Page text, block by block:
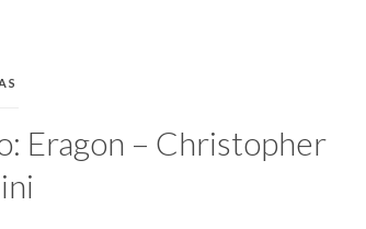
Eragon – Christopher